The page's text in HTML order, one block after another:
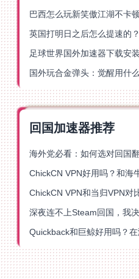
英国打明日之后怎么提速的
回国加速器推荐
深夜连不上Steam回国，我